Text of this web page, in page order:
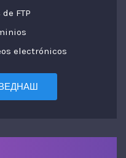
FTP
electrónicos